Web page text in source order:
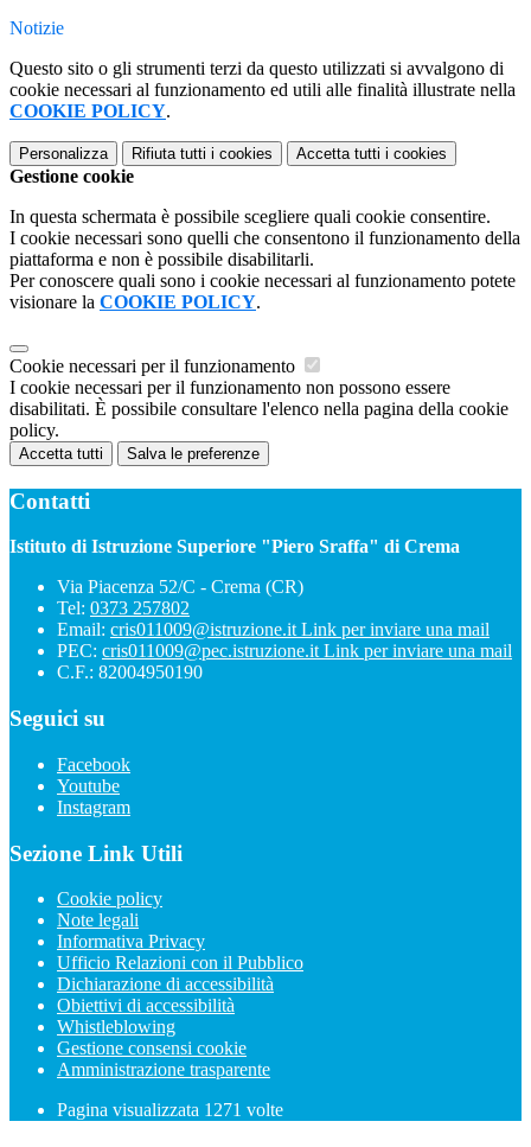
Notizie
Questo sito o gli strumenti terzi da questo utilizzati si avvalgono di
cookie necessari al funzionamento ed utili alle finalità illustrate nella
COOKIE POLICY.
Personalizza Rifiuta tutti i cookies Accetta tutti i cookies
Gestione cookie
In questa schermata è possibile scegliere quali cookie consentire.
I cookie necessari sono quelli che consentono il funzionamento della
piattaforma e non è possibile disabilitarli.
Per conoscere quali sono i cookie necessari al funzionamento potete
visionare la COOKIE POLICY.
Cookie necessari per il funzionamento
I cookie necessari per il funzionamento non possono essere
disabilitati. È possibile consultare l'elenco nella pagina della cookie
policy.
Accetta tutti Salva le preferenze
Contatti
Istituto di Istruzione Superiore "Piero Sraffa" di Crema
Via Piacenza 52/C - Crema (CR)
Tel: 0373 257802
Email: cris011009@istruzione.it Link per inviare una mail
PEC: cris011009@pec.istruzione.it Link per inviare una mail
C.F.: 82004950190
Seguici su
Facebook
Youtube
Instagram
Sezione Link Utili
Cookie policy
Note legali
Informativa Privacy
Ufficio Relazioni con il Pubblico
Dichiarazione di accessibilità
Obiettivi di accessibilità
Whistleblowing
Gestione consensi cookie
Amministrazione trasparente
Pagina visualizzata 1271 volte